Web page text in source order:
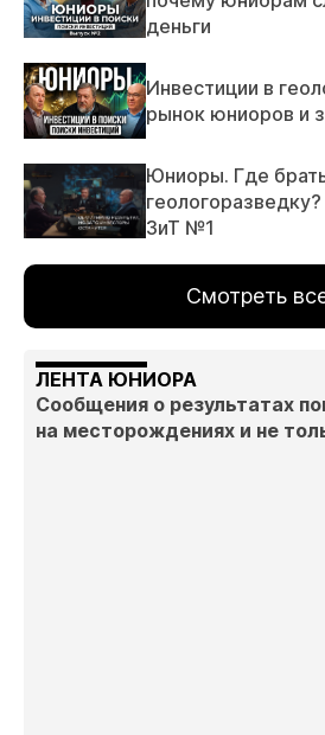
деньги
Инвестиции в
рынок юниоров и
Юниоры. Где
ЗиТ №1
Смотреть
ЛЕНТА ЮНИОРА
Сообщения о результатах
на месторождениях и не